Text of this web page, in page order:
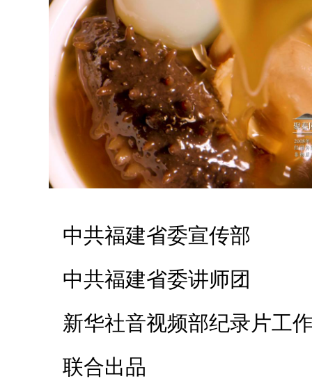
中共福建省委宣传部
中共福建省委讲师团
新华社音视频部纪录片工
联合出品